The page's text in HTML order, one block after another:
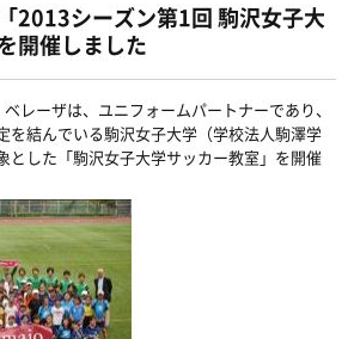
2013シーズン第1回 駒沢女子大
開催しました
レーザは、ユニフォームパートナーであり、
を結んでいる駒沢女子大学（学校法人駒澤学
とした「駒沢女子大学サッカー教室」を開催